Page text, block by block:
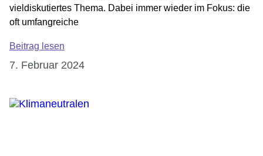
vieldiskutiertes Thema. Dabei immer wieder im Fokus: die
oft umfangreiche
Beitrag lesen
7. Februar 2024